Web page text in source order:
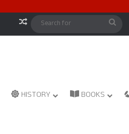
Random Article
HISTORY BOOKS